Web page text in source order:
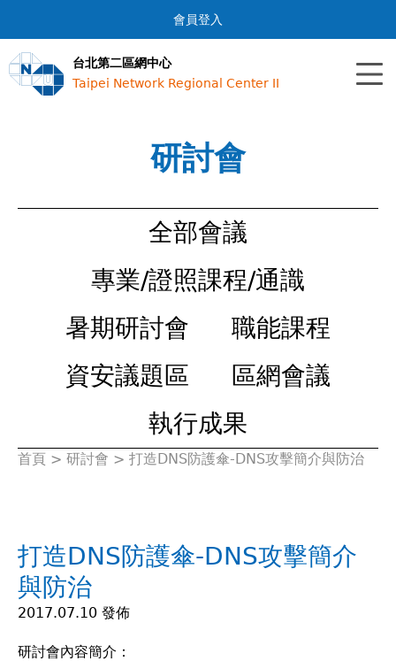
Jump to navigation
會員登入
台北第二區網中心
Taipei Network Regional Center II
研討會
全部會議
專業/證照課程/通識
暑期研討會
職能課程
資安議題區
區網會議
執行成果
您
這
裡
首頁 > 研討會 > 打造DNS防護傘-DNS攻擊簡介與防治
打造DNS防護傘-DNS攻擊簡介
與防治
2017.07.10 發佈
研討會內容簡介：